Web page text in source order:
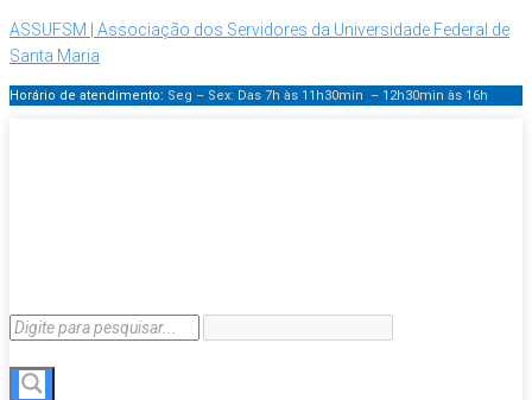
ASSUFSM | Associação dos Servidores da Universidade Federal de
Santa Maria
Horário de atendimento: Seg – Sex: Das 7h às 11h30min – 12h30min às 16h